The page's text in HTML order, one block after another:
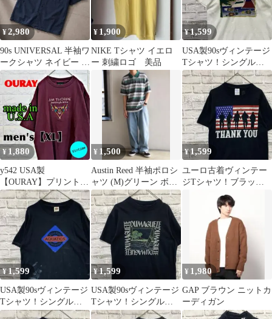
¥2,980
90s UNIVERSAL 半袖ワ
ークシャツ ネイビー S
無地 古着
¥ 1,900
NIKE Tシャツ イエロ
ー 刺繍ロゴ 美品
¥1,599
USA製90sヴィンテージ
Tシャツ！シングルス
テッチホワイト古着M
0625
¥ 1,880
y542 USA製
【OURAY】プリントT
シャツ【メンズL】ワ
インレッド
¥ 1,500
Austin Reed 半袖ポロシ
ャツ (M)グリーン ボー
ダー 総柄 メンズ
¥ 1,599
ユーロ古着ヴィンテー
ジTシャツ！ブラック
半袖S 0625
¥1,599
USA製90sヴィンテージ
Tシャツ！シングルス
テッチブラック古着L
¥1,599
USA製90sヴィンテージ
Tシャツ！シングルス
テッチブラック古着M
¥ 1,980
GAP ブラウン ニットカ
ーディガン